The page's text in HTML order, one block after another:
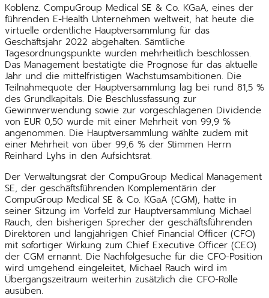
Koblenz. CompuGroup Medical SE & Co. KGaA, eines der
führenden E-Health Unternehmen weltweit, hat heute die
virtuelle ordentliche Hauptversammlung für das
Geschäftsjahr 2022 abgehalten. Sämtliche
Tagesordnungspunkte wurden mehrheitlich beschlossen.
Das Management bestätigte die Prognose für das aktuelle
Jahr und die mittelfristigen Wachstumsambitionen. Die
Teilnahmequote der Hauptversammlung lag bei rund 81,5 %
des Grundkapitals. Die Beschlussfassung zur
Gewinnverwendung sowie zur vorgeschlagenen Dividende
von EUR 0,50 wurde mit einer Mehrheit von 99,9 %
angenommen. Die Hauptversammlung wählte zudem mit
einer Mehrheit von über 99,6 % der Stimmen Herrn
Reinhard Lyhs in den Aufsichtsrat.
Der Verwaltungsrat der CompuGroup Medical Management
SE, der geschäftsführenden Komplementärin der
CompuGroup Medical SE & Co. KGaA (CGM), hatte in
seiner Sitzung im Vorfeld zur Hauptversammlung Michael
Rauch, den bisherigen Sprecher der geschäftsführenden
Direktoren und langjährigen Chief Financial Officer (CFO)
mit sofortiger Wirkung zum Chief Executive Officer (CEO)
der CGM ernannt. Die Nachfolgesuche für die CFO-Position
wird umgehend eingeleitet, Michael Rauch wird im
Übergangszeitraum weiterhin zusätzlich die CFO-Rolle
ausüben.